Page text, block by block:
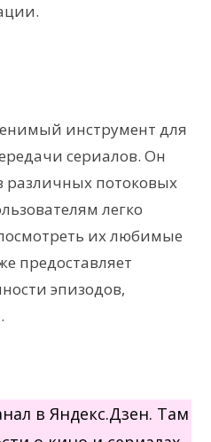
инструмент для
сериалов. Он
различных потоковых
легко
их любимые
предоставляет
эпизодов,
в Яндекс.Дзен. Там